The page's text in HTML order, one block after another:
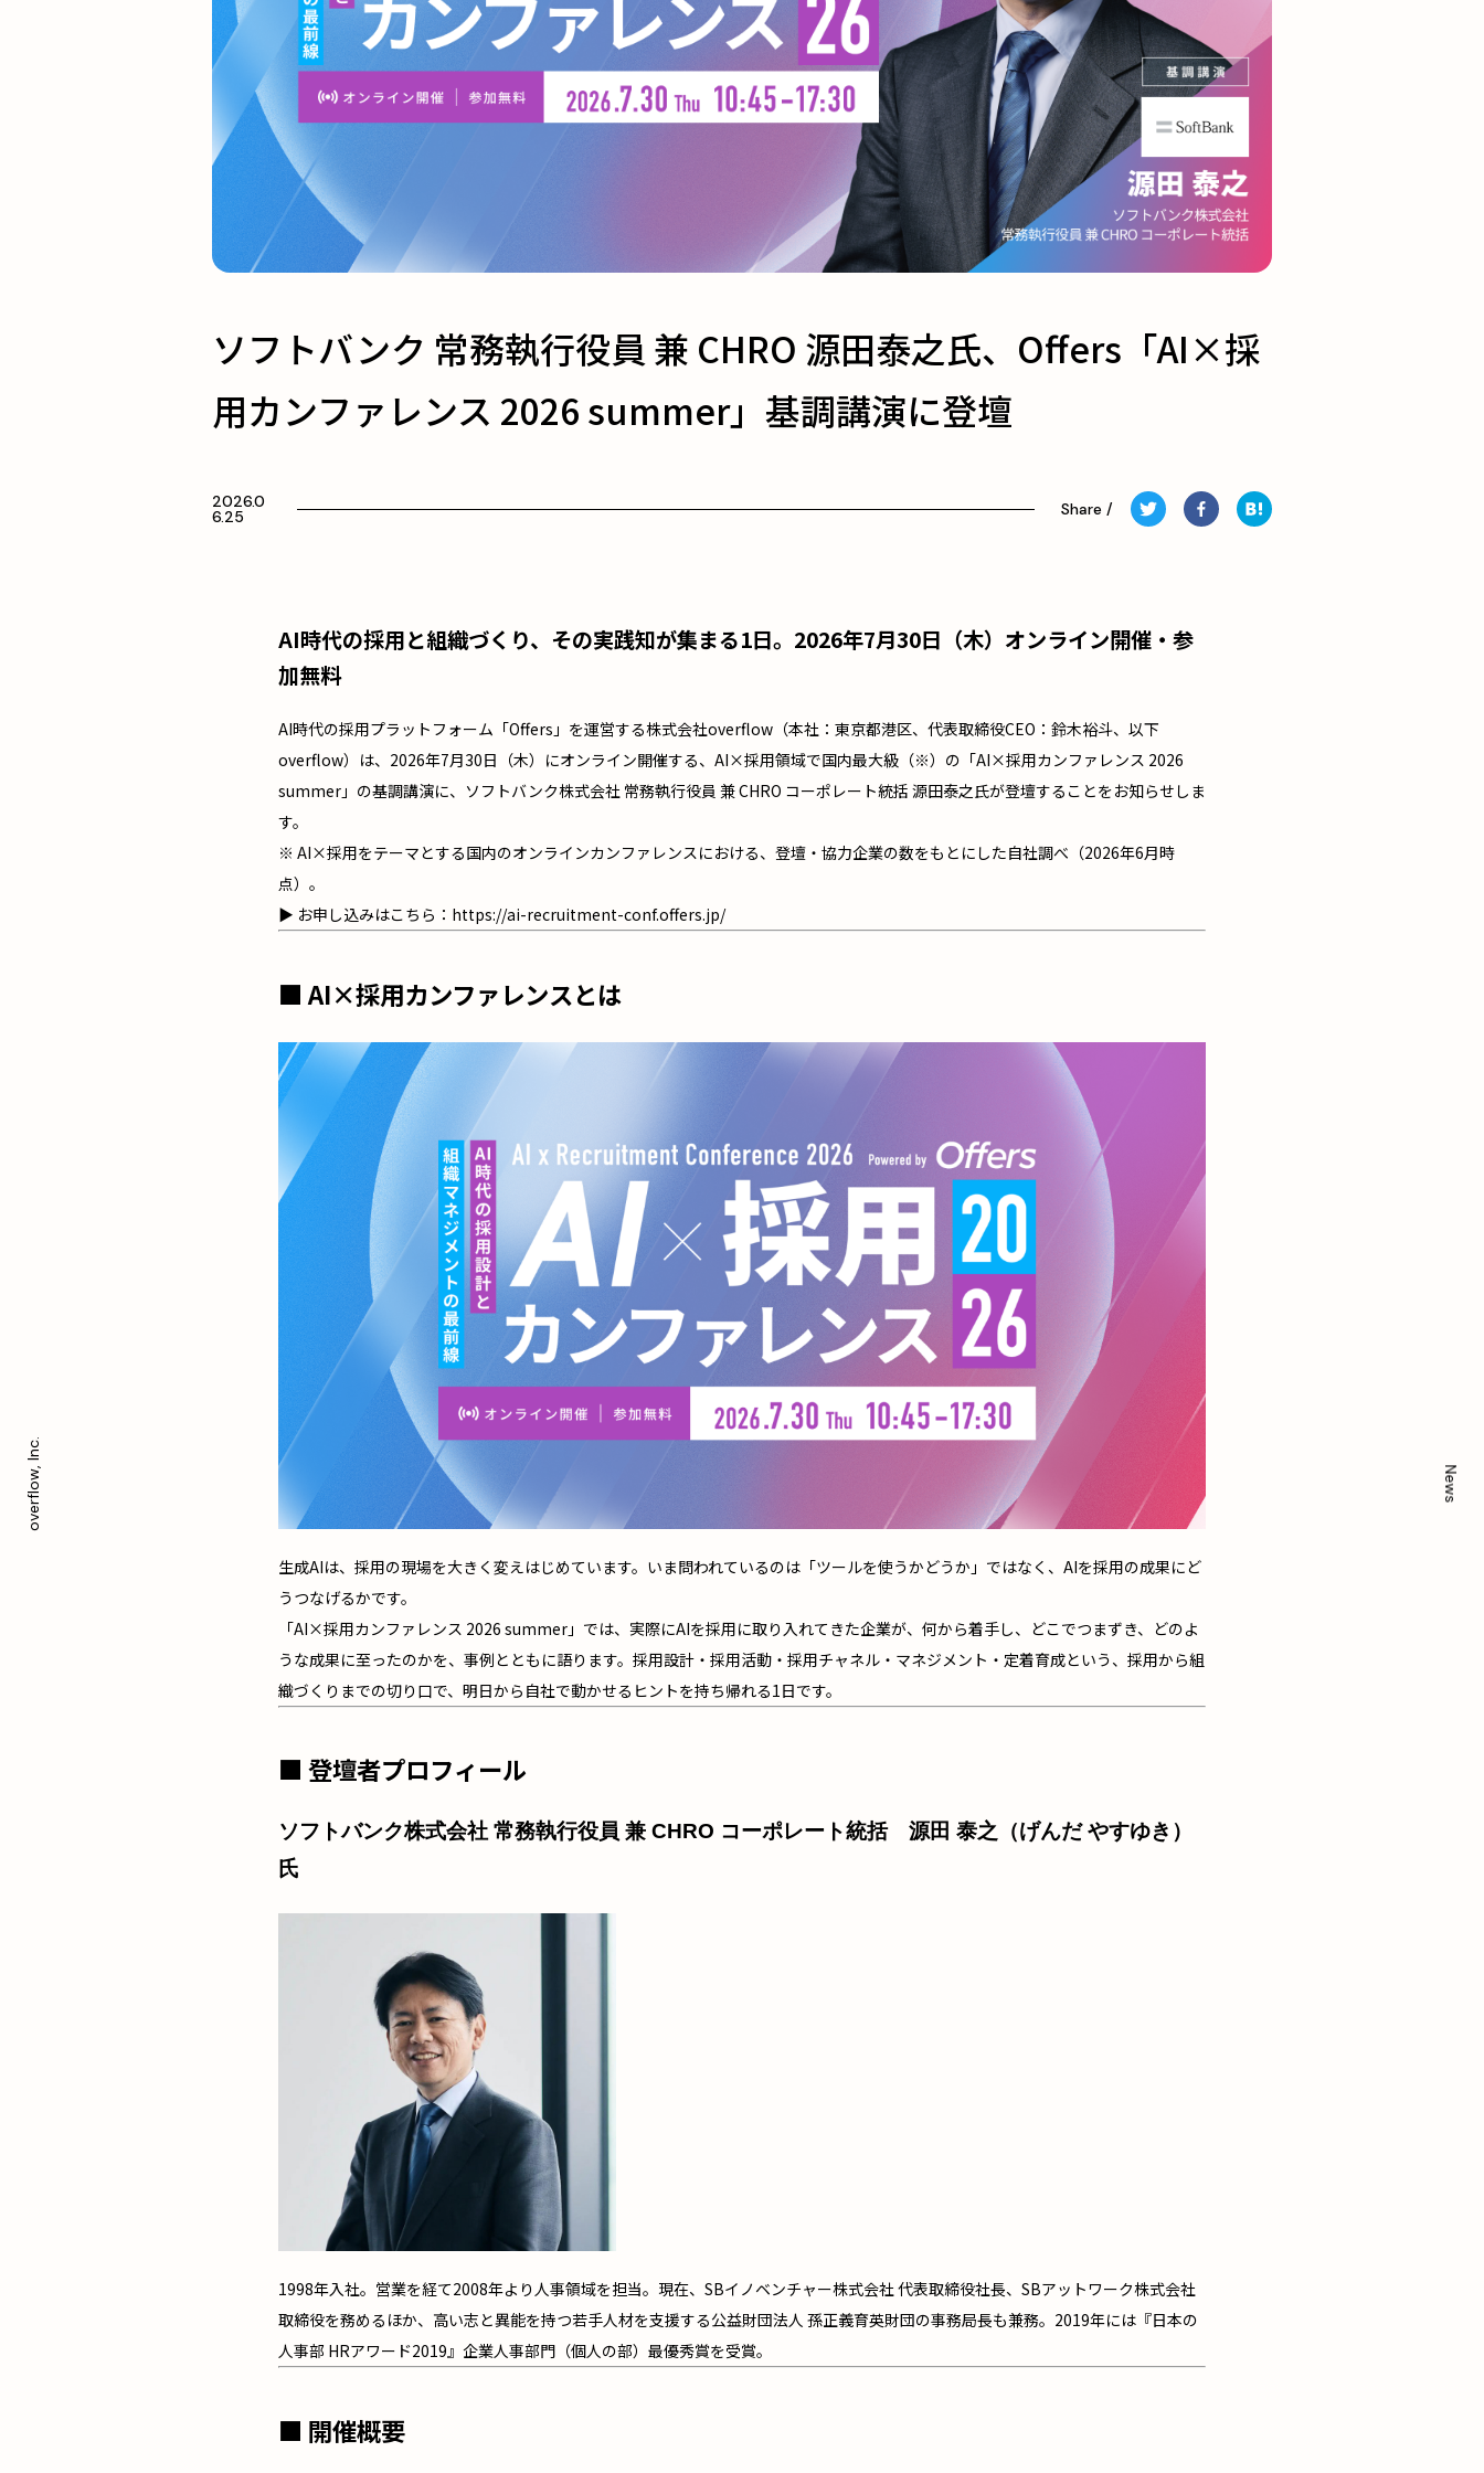
overflow, Inc. News
ソフトバンク 常務執行役員 兼 CHRO 源田泰之氏、Offers「AI×採
用カンファレンス 2026 summer」基調講演に登壇
2026.0
6.25
AI時代の採用と組織づくり、その実践知が集まる1日。2026年7月30日（木）オンライン開催・参
加無料
AI時代の採用プラットフォーム「Offers」を運営する株式会社overflow（本社：東京都港区、代表取締役CEO：鈴木裕斗、以下
overflow）は、2026年7月30日（木）にオンライン開催する、AI×採用領域で国内最大級（※）の「AI×採用カンファレンス 2026
summer」の基調講演に、ソフトバンク株式会社 常務執行役員 兼 CHRO コーポレート統括 源田泰之氏が登壇することをお知らせしま
す。
※ AI×採用をテーマとする国内のオンラインカンファレンスにおける、登壇・協力企業の数をもとにした自社調べ（2026年6月時
点）。
▶ お申し込みはこちら： https://ai-recruitment-conf.offers.jp/
■ AI×採用カンファレンスとは
生成AIは、採用の現場を大きく変えはじめています。いま問われているのは「ツールを使うかどうか」ではなく、AIを採用の成果にど
うつなげるかです。
「AI×採用カンファレンス 2026 summer」では、実際にAIを採用に取り入れてきた企業が、何から着手し、どこでつまずき、どのよ
うな成果に至ったのかを、事例とともに語ります。採用設計・採用活動・採用チャネル・マネジメント・定着育成という、採用から組
織づくりまでの切り口で、明日から自社で動かせるヒントを持ち帰れる1日です。
■ 登壇者プロフィール
ソフトバンク株式会社 常務執行役員 兼 CHRO コーポレート統括 源田 泰之（げんだ やすゆき）
氏
1998年入社。営業を経て2008年より人事領域を担当。現在、SBイノベンチャー株式会社 代表取締役社長、SBアットワーク株式会社
取締役を務めるほか、高い志と異能を持つ若手人材を支援する公益財団法人 孫正義育英財団の事務局長も兼務。2019年には『日本の
人事部 HRアワード2019』企業人事部門（個人の部）最優秀賞を受賞。
■ 開催概要